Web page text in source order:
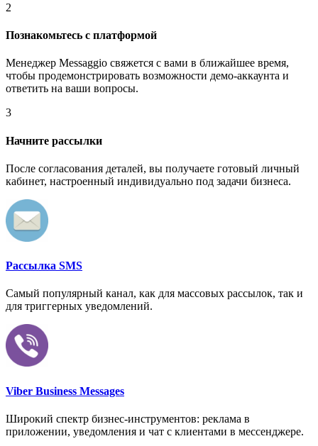
2
Познакомьтесь с платформой
Менеджер Messaggio свяжется с вами в ближайшее время,
чтобы продемонстрировать возможности демо-аккаунта и
ответить на ваши вопросы.
3
Начните рассылки
После согласования деталей, вы получаете готовый личный
кабинет, настроенный индивидуально под задачи бизнеса.
Рассылка SMS
Самый популярный канал, как для массовых рассылок, так и
для триггерных уведомлений.
Viber Business Messages
Широкий спектр бизнес-инструментов: реклама в
приложении, уведомления и чат с клиентами в мессенджере.